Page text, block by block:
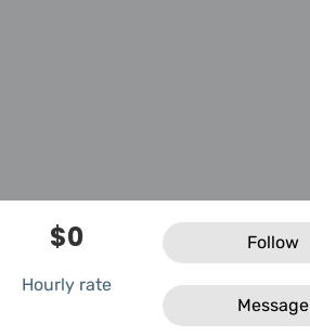
$0
Hourly rate
Follow
Message